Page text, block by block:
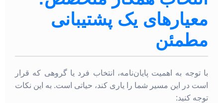
معیارهای یک پشتیبانی
مطمئن
با توجه به اهمیت پایان‌نامه، انتخاب فرد یا گروهی که قرار
است در این مسیر شما را یاری کند، حیاتی است. به این نکات
توجه کنید: